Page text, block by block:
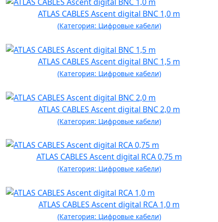
ATLAS CABLES Ascent digital BNC 1,0 m
(Категория: Цифровые кабели)
ATLAS CABLES Ascent digital BNC 1,5 m
(Категория: Цифровые кабели)
ATLAS CABLES Ascent digital BNC 2,0 m
(Категория: Цифровые кабели)
ATLAS CABLES Ascent digital RCA 0,75 m
(Категория: Цифровые кабели)
ATLAS CABLES Ascent digital RCA 1,0 m
(Категория: Цифровые кабели)